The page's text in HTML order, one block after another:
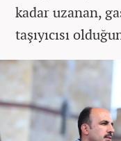
kadar uzanan,
taşıyıcısı